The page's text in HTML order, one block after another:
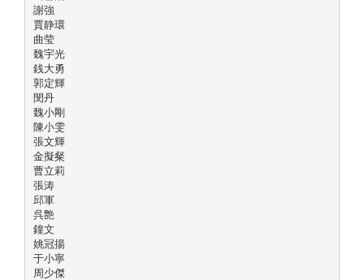
謝強
賈静環
曲莹
魏宇光
銭大勇
郭定輝
閔丹
魏小剛
陳小雯
張文輝
金擬粲
曹立莉
張涛
邱軍
呉艶
鐘文
姚冠揚
于小寧
周少傑